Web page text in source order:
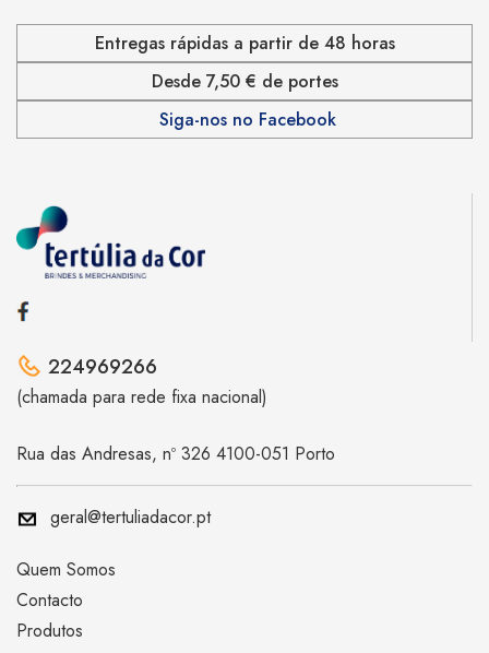
Entregas rápidas a partir de 48 horas
Desde 7,50 € de portes
Siga-nos no Facebook
224969266
(chamada para rede fixa nacional)
Rua das Andresas, nº 326 4100-051 Porto
geral@tertuliadacor.pt
Quem Somos
Contacto
Produtos